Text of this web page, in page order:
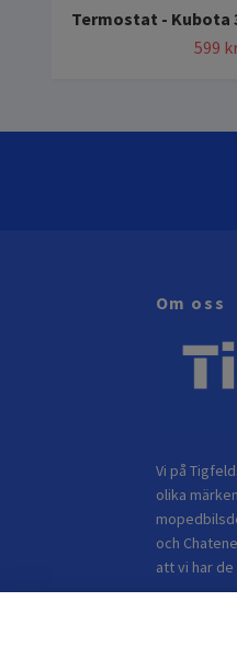
Termostat - Kubota
599
Om oss
Vi på
olika
och
att vi har